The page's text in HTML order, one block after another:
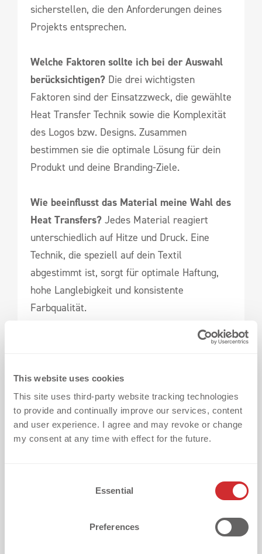
This website uses cookies
This site uses third-party website tracking technologies
to provide and continually improve our services, content
and user experience. I agree and may revoke or change
my consent at any time with effect for the future.
Essential
Preferences
sicherstellen, die den Anforderungen deines
Projekts entsprechen.
Welche Faktoren sollte ich bei der Auswahl
berücksichtigen? Die drei wichtigsten
Faktoren sind der Einsatzzweck, die gewählte
Heat Transfer Technik sowie die Komplexität
des Logos bzw. Designs. Zusammen
bestimmen sie die optimale Lösung für dein
Produkt und deine Branding-Ziele.
Wie beeinflusst das Material meine Wahl des
Heat Transfers? Jedes Material reagiert
unterschiedlich auf Hitze und Druck. Eine
Technik, die speziell auf dein Textil
abgestimmt ist, sorgt für optimale Haftung,
hohe Langlebigkeit und konsistente
Farbqualität.
Wie kann ich verschiedene Heat Transfer
unserer kuratierten Sample-Box. Sie enthält
eine Auswahl unserer beliebtesten Heat
Transfers, Materialien, Oberflächen und
Effekte und ist ideal, um Inspiration zu
sammeln und die passenden Optionen zu